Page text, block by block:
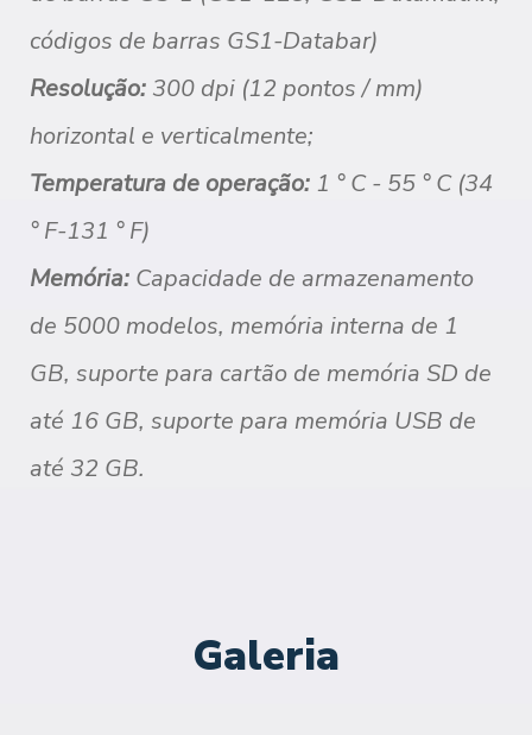
códigos de barras GS1-Databar)
Resolução: 300 dpi (12 pontos / mm)
horizontal e verticalmente;
Temperatura de operação: 1 ° C - 55 ° C (34
° F-131 ° F)
Memória: Capacidade de armazenamento
de 5000 modelos, memória interna de 1
GB, suporte para cartão de memória SD de
até 16 GB, suporte para memória USB de
até 32 GB.
Galeria